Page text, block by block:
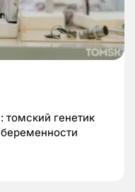
генетик